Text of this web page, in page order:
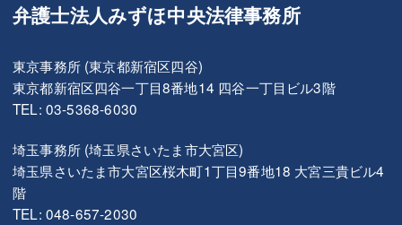
弁護士法人みずほ中央法律事務所
東京事務所 (東京都新宿区四谷)
東京都新宿区四谷一丁目8番地14 四谷一丁目ビル3階
TEL: 03-5368-6030
埼玉事務所 (埼玉県さいたま市大宮区)
埼玉県さいたま市大宮区桜木町1丁目9番地18 大宮三貴ビル4
階
TEL: 048-657-2030